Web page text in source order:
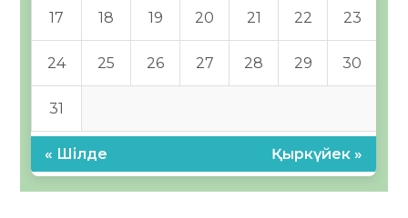
17 18 19 20 21 22 23
24 25 26 27 28 29 30
31
« Шілде Қыркүйек »